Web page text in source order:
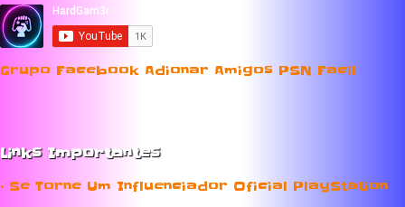
Grupo Facebook Adionar Amigos PSN Facil
Links Importantes
• Se Torne Um Influenciador Oficial PlayStation